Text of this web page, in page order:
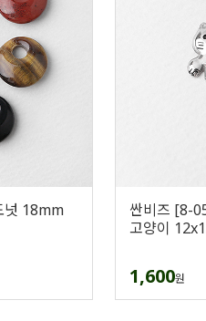
넛 18mm
싼비즈 [8-
고양이
1,600원